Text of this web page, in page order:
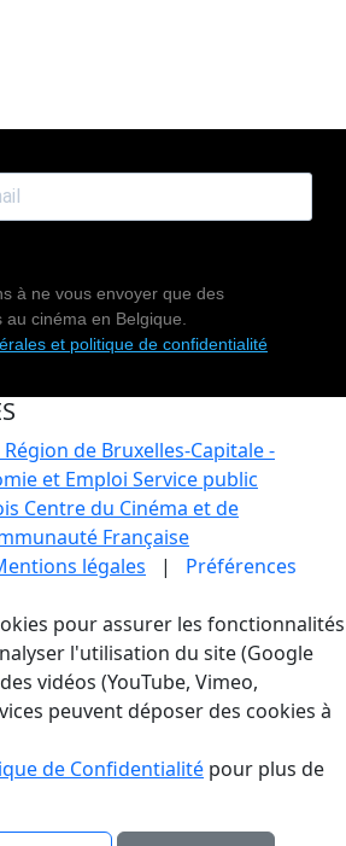
à ne vous envoyer que des
cinéma en Belgique.
et politique de confidentialité
Région de Bruxelles-Capitale -
et Emploi Service public
Centre du Cinéma et de
Française
légales | Préférences
pour assurer les fonctionnalités
l'utilisation du site (Google
vidéos (YouTube, Vimeo,
peuvent déposer des cookies à
de Confidentialité pour plus de